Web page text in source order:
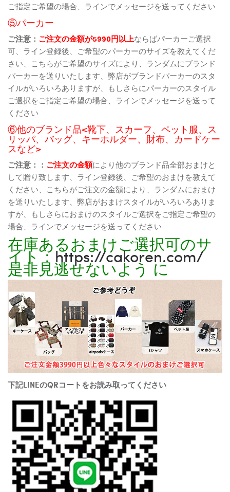
ご指定ご希望の場合、ラインでメッセージを送ってください
⑤パーカー
ご注意： ご注文の金額が5990円以上ならばパーカーご選択
可、ライン登録後、ご希望のパーカーのサイズを教えてくだ
さい、こちらがご希望のサイズにより、ランダムにブランド
パーカーを送りいたします、弊店がブランドパーカーのスタ
イルがいろいろありますが、もしさらにパーカーのスタイル
ご選択をご指定ご希望の場合、ラインでメッセージを送って
ください
⑥他のブランド品<靴下、スカーフ、ペット服、ス
リッパ、バッグ、キーホルダー、財布、カードケー
スなど>
ご注意：： ご注文の金額により他のブランド品全部おまけと
して贈り致します、ライン登録後、ご希望のおまけを教えて
ください、こちらがご注文の金額により、ランダムにおまけ
を送りいたします、弊店がおまけスタイルがいろいろありま
すが、もしさらにおまけのスタイルご選択をご指定ご希望の
場合、ラインでメッセージを送ってください
在庫あるおまけご選択可のサ
イト：https://cakoren.com/
是非見逃せないよう に
下記LINEのQRコートをお読み取ってください